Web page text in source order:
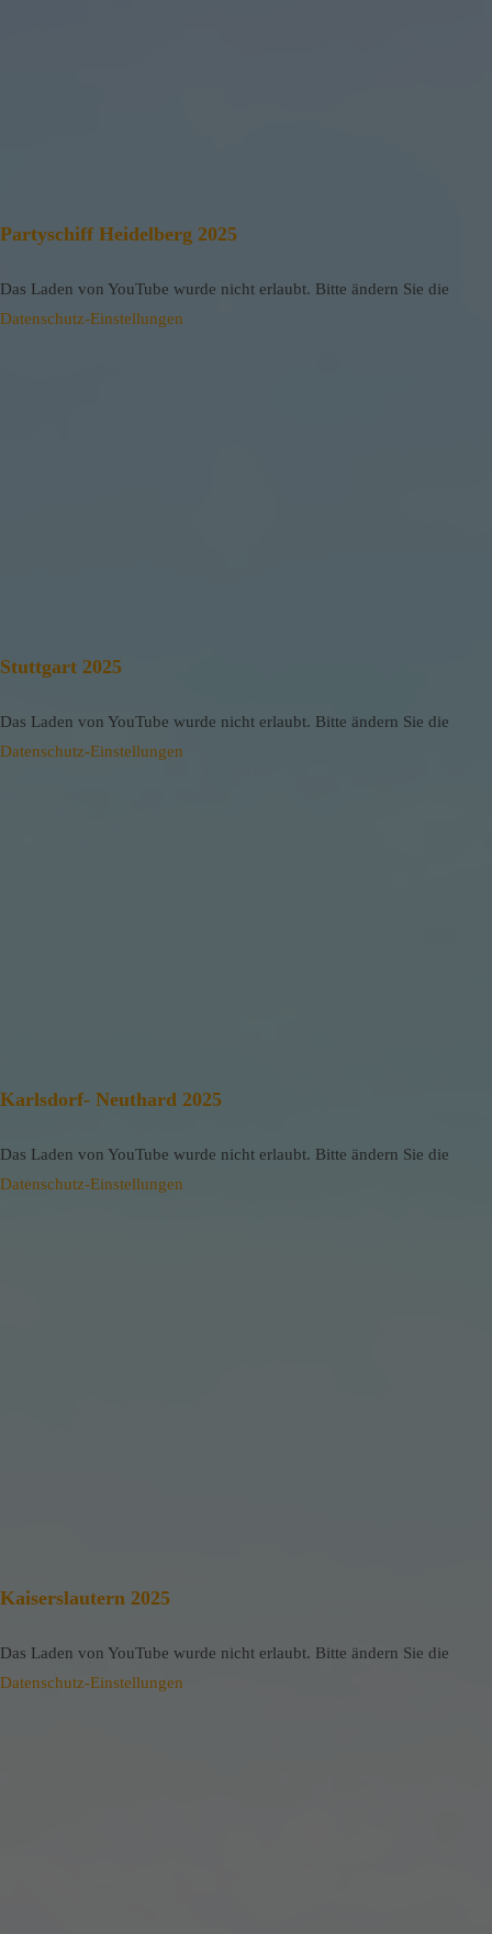
Partyschiff Heidelberg 2025
Das Laden von YouTube wurde nicht erlaubt. Bitte ändern Sie die
Datenschutz-Einstellungen
Stuttgart 2025
Das Laden von YouTube wurde nicht erlaubt. Bitte ändern Sie die
Datenschutz-Einstellungen
Karlsdorf- Neuthard 2025
Das Laden von YouTube wurde nicht erlaubt. Bitte ändern Sie die
Datenschutz-Einstellungen
Kaiserslautern 2025
Das Laden von YouTube wurde nicht erlaubt. Bitte ändern Sie die
Datenschutz-Einstellungen